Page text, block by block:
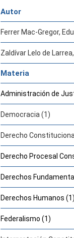
Autor
Ferrer Mac-Gregor,
Zaldívar Lelo de
Materia
Administración de
Democracia (1)
Derecho
Derecho Procesal
Derechos
Derechos Humanos (1)
Federalismo (1)